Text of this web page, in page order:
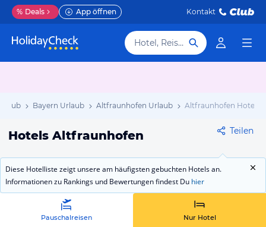
% Deals App öffnen Kontakt
Hotel, Reiseziel
Bayern Urlaub Altfraunhofen Urlaub Altfraunhofen Hotels
Hotels Altfraunhofen Teilen
Diese Hotelliste zeigt unsere am häufigsten gebuchten Hotels an.
Informationen zu Rankings und Bewertungen findest Du hier
Pauschalreisen Nur Hotel